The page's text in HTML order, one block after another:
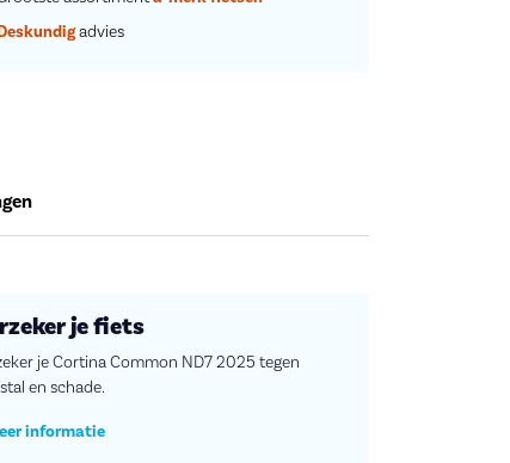
advies
je fiets
je Cortina Common ND7 2025 tegen
en schade.
informatie